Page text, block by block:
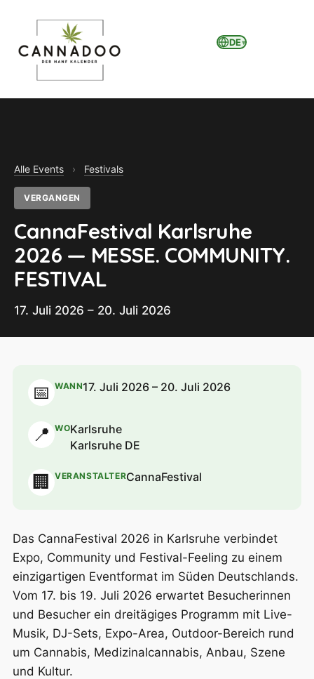
DE▾
Alle Events › Festivals
VERGANGEN
CannaFestival Karlsruhe
2026 — MESSE. COMMUNITY.
FESTIVAL
17. Juli 2026 – 20. Juli 2026
📅 WANN17. Juli 2026 – 20. Juli 2026
📍 WOKarlsruhe
Karlsruhe DE
🏢 VERANSTALTERCannaFestival
Das CannaFestival 2026 in Karlsruhe verbindet
Expo, Community und Festival-Feeling zu einem
einzigartigen Eventformat im Süden Deutschlands.
Vom 17. bis 19. Juli 2026 erwartet Besucherinnen
und Besucher ein dreitägiges Programm mit Live-
Musik, DJ-Sets, Expo-Area, Outdoor-Bereich rund
um Cannabis, Medizinalcannabis, Anbau, Szene
und Kultur.